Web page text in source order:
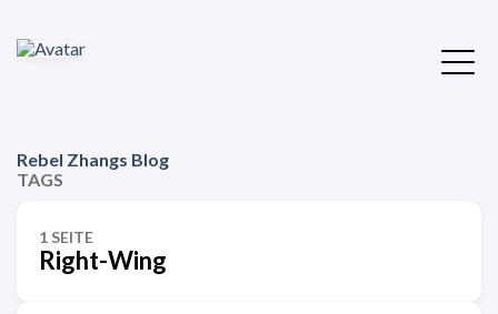
Rebel Zhangs Blog
TAGS
1 SEITE
Right-Wing